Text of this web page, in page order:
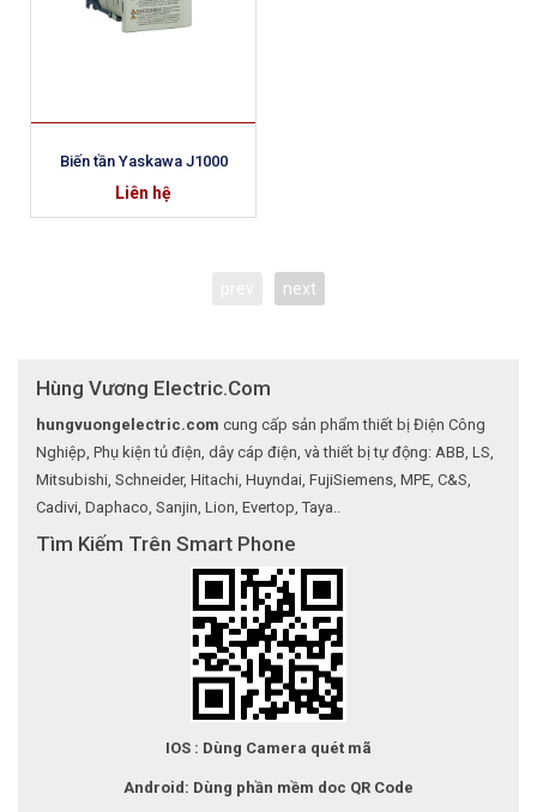
Biến tần Yaskawa J1000
Liên hệ
next
Hùng Vương Electric.Com
hungvuongelectric.com cung cấp sản phẩm thiết bị Điện Công
Nghiệp, Phụ kiện tủ điện, dây cáp điện, và thiết bị tự động: ABB, LS,
Mitsubishi, Schneider, Hitachi, Huyndai, FujiSiemens, MPE, C&S,
Cadivi, Daphaco, Sanjin, Lion, Evertop, Taya..
Tìm Kiếm Trên Smart Phone
IOS : Dùng Camera quét mã
Android: Dùng phần mềm doc QR Code